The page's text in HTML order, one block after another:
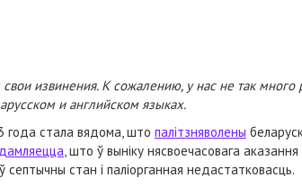
извинения. К сожалению, у нас не так много
и английском языках.
года стала вядома, што палітзняволены
, што ў выніку нясвоечасовага
септычны стан і паліорганная недастатковасць.